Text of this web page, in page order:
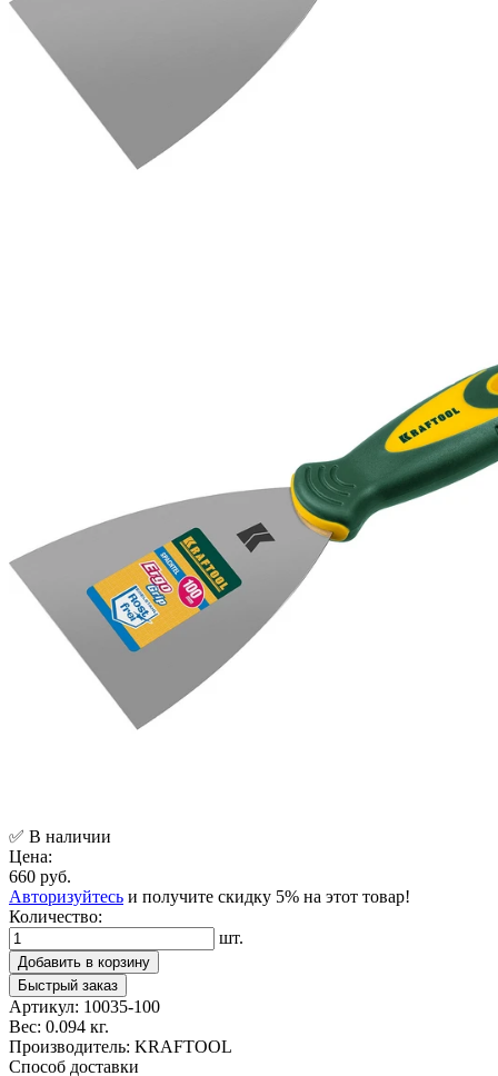
✅ В наличии
Цена:
660 руб.
Авторизуйтесь и получите скидку 5% на этот товар!
Количество:
шт.
Добавить в корзину
Быстрый заказ
Артикул: 10035-100
Вес: 0.094 кг.
Производитель: KRAFTOOL
Способ доставки